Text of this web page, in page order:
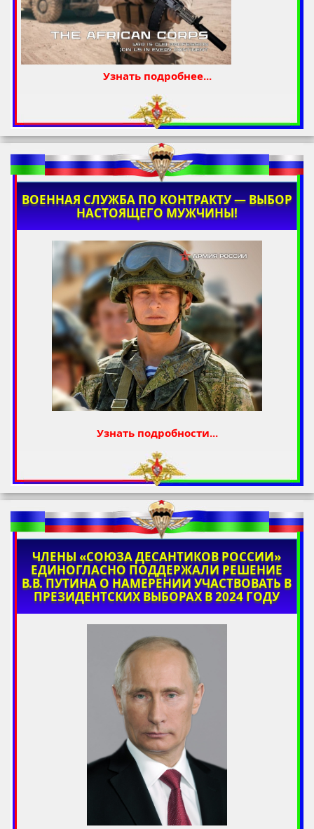
Узнать подробнее...
ВОЕННАЯ СЛУЖБА ПО КОНТРАКТУ — ВЫБОР
НАСТОЯЩЕГО МУЖЧИНЫ!
Узнать подробности...
ЧЛЕНЫ «СОЮЗА ДЕСАНТИКОВ РОССИИ»
ЕДИНОГЛАСНО ПОДДЕРЖАЛИ РЕШЕНИЕ
В.В. ПУТИНА О НАМЕРЕНИИ УЧАСТВОВАТЬ В
ПРЕЗИДЕНТСКИХ ВЫБОРАХ В 2024 ГОДУ